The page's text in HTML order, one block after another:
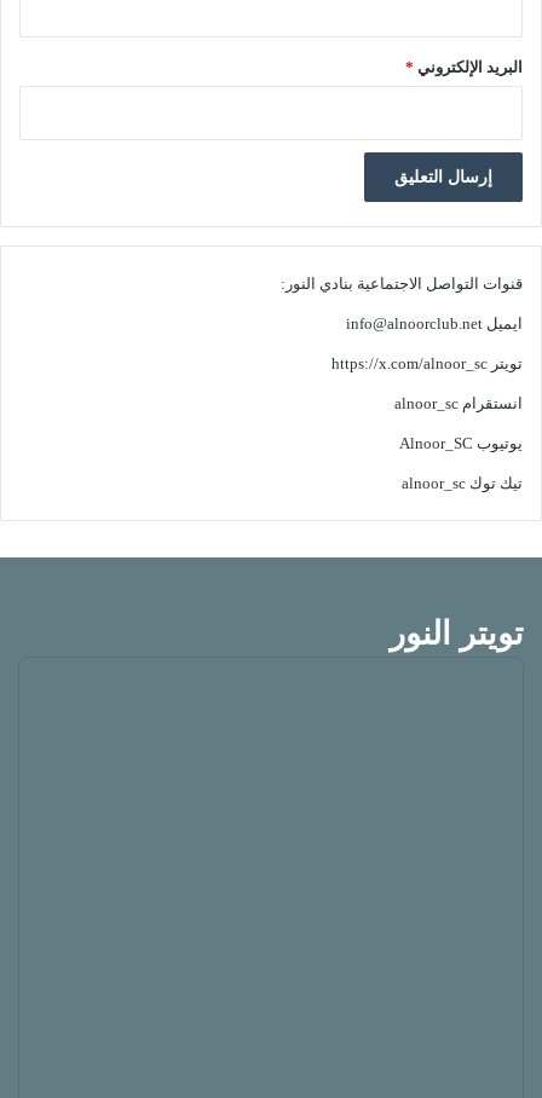
البريد الإلكتروني *
قنوات التواصل الاجتماعية بنادي النور:
ايميل info@alnoorclub.net
تويتر https://x.com/alnoor_sc
انستقرام alnoor_sc
يوتيوب Alnoor_SC
تيك توك alnoor_sc
تويتر النور